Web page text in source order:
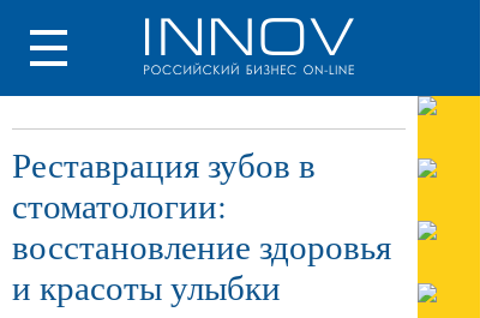
Реставрация зубов в
стоматологии:
восстановление здоровья
и красоты улыбки